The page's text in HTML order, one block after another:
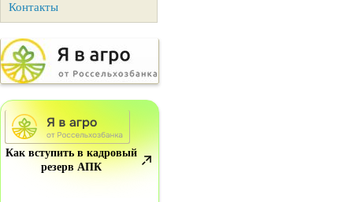
Контакты
Как вступить в кадровый
резерв АПК